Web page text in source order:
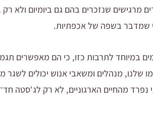
מרגישים שנזכרים בהם גם ביומיום ולא
במיוחד לתרבות כזו, כי הם מאפשרים
שלנו, מנהלים ומשאבי אנוש יכולים
מהחיים הארגוניים, לא רק לג'סטה